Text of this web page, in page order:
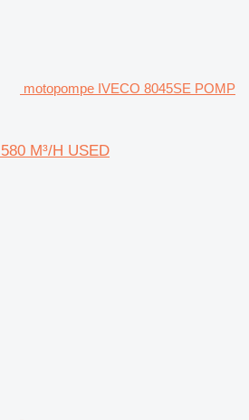
motopompe IVECO 8045SE POMP
M³/H USED